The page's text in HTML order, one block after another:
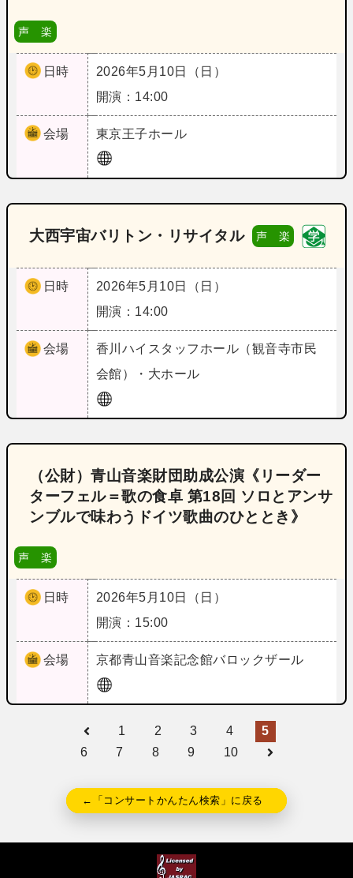
声 楽
日時
2026年5月10日（日）
開演：14:00
会場 東京王子ホール
大西宇宙バリトン・リサイタル 声 楽
日時
2026年5月10日（日）
開演：14:00
会場 香川 ハイスタッフホール（観音寺市民
会館）・大ホール
（公財）青山音楽財団助成公演《リーダー
ターフェル＝歌の食卓 第18回 ソロとアンサ
ンブルで味わうドイツ歌曲のひととき》
声 楽
日時
2026年5月10日（日）
開演：15:00
会場 京都青山音楽記念館バロックザール
1 2 3 4
5
6
7 8 9 10
←「コンサートかんたん検索」に戻る